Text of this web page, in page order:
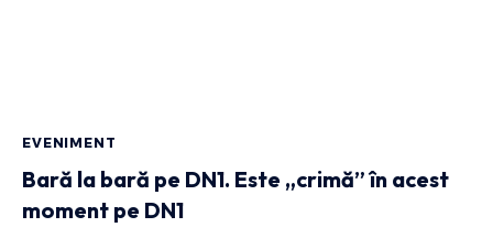
EVENIMENT
Bară la bară pe DN1. Este „crimă” în acest
moment pe DN1